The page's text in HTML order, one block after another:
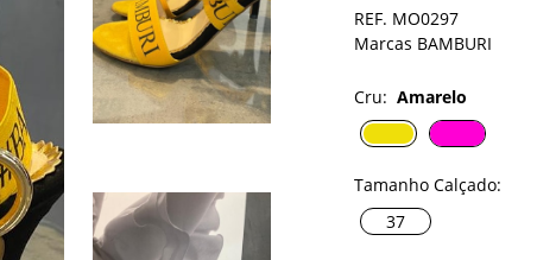
REF. MO0297
Marcas BAMBURI
Cru: Amarelo
Tamanho Calçado:
37